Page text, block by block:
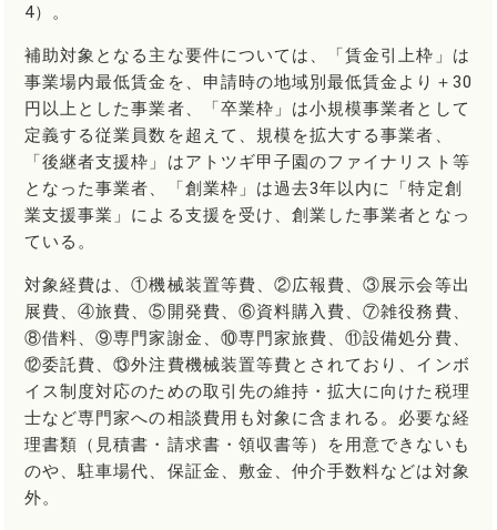
4）。
補助対象となる主な要件については、「賃金引上枠」は
事業場内最低賃金を、申請時の地域別最低賃金より＋30
円以上とした事業者、「卒業枠」は小規模事業者として
定義する従業員数を超えて、規模を拡大する事業者、
「後継者支援枠」はアトツギ甲子園のファイナリスト等
となった事業者、「創業枠」は過去3年以内に「特定創
業支援事業」による支援を受け、創業した事業者となっ
ている。
対象経費は、①機械装置等費、②広報費、③展示会等出
展費、④旅費、⑤開発費、⑥資料購入費、⑦雑役務費、
⑧借料、⑨専門家謝金、⑩専門家旅費、⑪設備処分費、
⑫委託費、⑬外注費機械装置等費とされており、インボ
イス制度対応のための取引先の維持・拡大に向けた税理
士など専門家への相談費用も対象に含まれる。必要な経
理書類（見積書・請求書・領収書等）を用意できないも
のや、駐車場代、保証金、敷金、仲介手数料などは対象
外。